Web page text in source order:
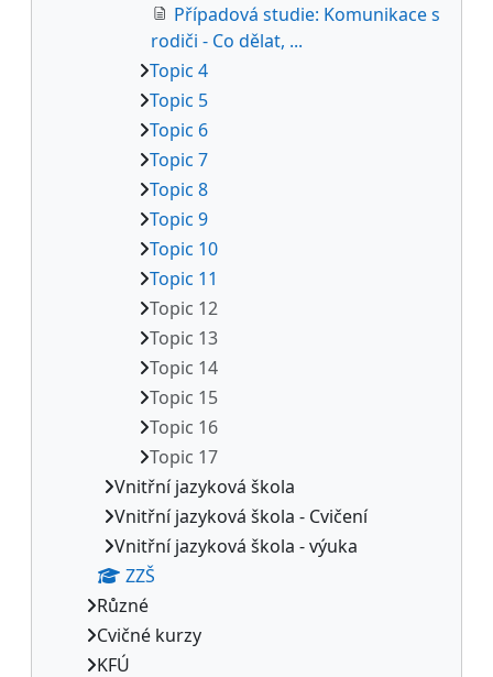
Případová studie: Komunikace s
rodiči - Co dělat, ...
Topic 4
Topic 5
Topic 6
Topic 7
Topic 8
Topic 9
Topic 10
Topic 11
Topic 12
Topic 13
Topic 14
Topic 15
Topic 16
Topic 17
Vnitřní jazyková škola
Vnitřní jazyková škola - Cvičení
Vnitřní jazyková škola - výuka
ZZŠ
Různé
Cvičné kurzy
KFÚ